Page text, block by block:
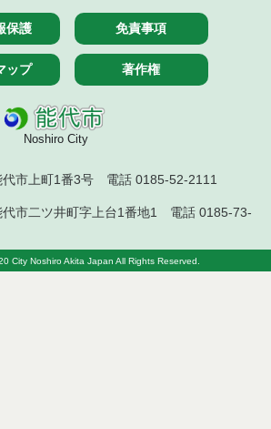
２５日執行 物品（応募型入札等）結
１１日執行 物品（応募型入札等）結果
２５日執行 物品（応募型入札等）結
保護 免責事項
ップ 著作権
Noshiro City
代市上町1番3号 電話 0185-52-2111
代市二ツ井町字上台1番地1 電話 0185-73-
City Noshiro Akita Japan All Rights Reserved.